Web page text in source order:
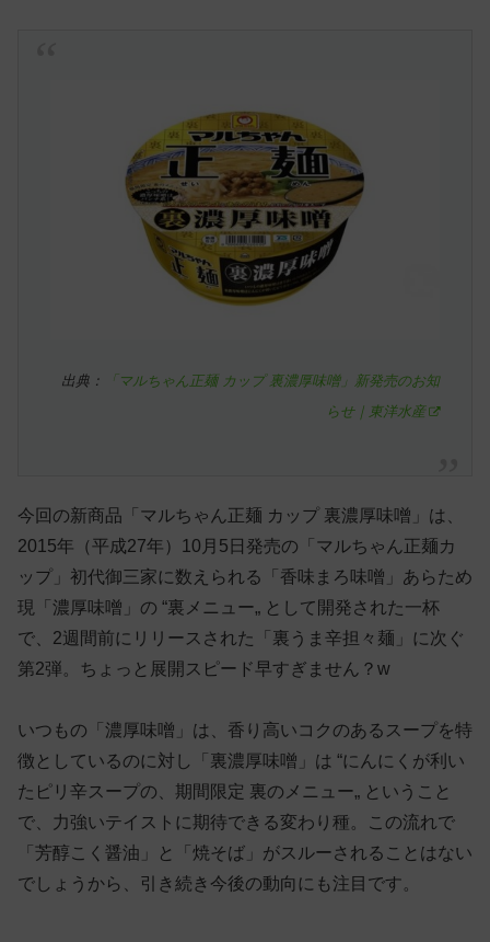
出典：
「マルちゃん正麺 カップ 裏濃厚味噌」新発売のお知
らせ｜東洋水産
今回の新商品「マルちゃん正麺 カップ 裏濃厚味噌」は、
2015年（平成27年）10月5日発売の「マルちゃん正麺カ
ップ」初代御三家に数えられる「香味まろ味噌」あらため
現「濃厚味噌」の “裏メニュー„ として開発された一杯
で、2週間前にリリースされた「裏うま辛担々麺」に次ぐ
第2弾。ちょっと展開スピード早すぎません？w
いつもの「濃厚味噌」は、香り高いコクのあるスープを特
徴としているのに対し「裏濃厚味噌」は “にんにくが利い
たピリ辛スープの、期間限定 裏のメニュー„ ということ
で、力強いテイストに期待できる変わり種。この流れで
「芳醇こく醤油」と「焼そば」がスルーされることはない
でしょうから、引き続き今後の動向にも注目です。